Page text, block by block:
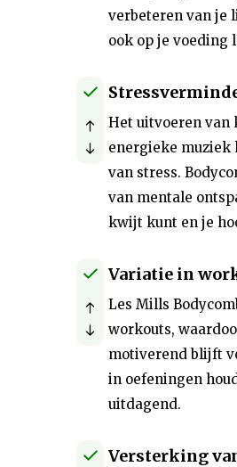
verbeteren van je
ook op je voeding
Het uitvoeren van
energieke muziek
van stress.
van mentale
kwijt kunt en je
Variatie in
Les Mills
workouts,
motiverend blijft
in oefeningen
uitdagend.
Versterking